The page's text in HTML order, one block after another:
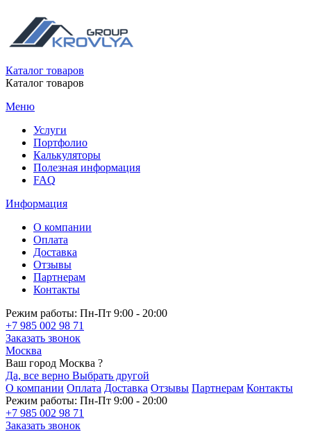
Каталог товаров
Каталог товаров
Меню
Услуги
Портфолио
Калькуляторы
Полезная информация
FAQ
Информация
О компании
Оплата
Доставка
Отзывы
Партнерам
Контакты
Режим работы: Пн-Пт 9:00 - 20:00
+7 985 002 98 71
Заказать звонок
Москва
Ваш город Москва ?
Да, все верно Выбрать другой
О компании Оплата Доставка Отзывы Партнерам Контакты
Режим работы: Пн-Пт 9:00 - 20:00
+7 985 002 98 71
Заказать звонок